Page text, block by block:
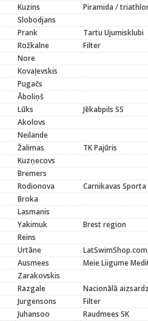
Kuzins
Piramida /
Slobodjans
Prank
Tartu Ujumisklubi
Rožkalne
Filter
Nore
Kovaļevskis
Pugačs
Āboliņš
Lūks
Jēkabpils SS
Akolovs
Neilande
Žalimas
TK Pajūris
Kuzņecovs
Bremers
Rodionova
Carnikavas
Broka
Lasmanis
Yakimuk
Brest region
Reins
Urtāne
LatSwimShop.com
Ausmees
Meie Liigume
Zarakovskis
Razgale
Nacionālā
Jurgensons
Filter
Juhansoo
Raudmees SK